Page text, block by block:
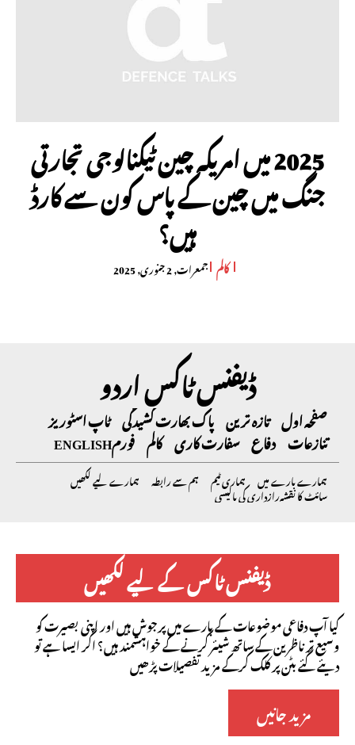
2025 میں امریکہ چین ٹیکنالوجی تجارتی
جنگ میں چین کے پاس کون سے کارڈ
ہیں؟
کالم جمعرات, 2 جنوری, 2025
ڈیفنس ٹاکس اردو
صفحہ اول تازہ ترین پاک بھارت کشیدگی ٹاپ اسٹوریز
تنازعات دفاع سفارت کاری کالم فورمENGLISH
ہمارے بارے میں ہماری ٹیم ہم سے رابطہ ہمارے لیے لکھیں
سائٹ کا نقشہرازداری کی پالیسی
ڈیفنس ٹاکس کے لیے لکھیں
کیا آپ دفاعی موضوعات کے بارے میں پرجوش ہیں اور اپنی بصیرت کو
وسیع تر ناظرین کے ساتھ شیئر کرنے کے خواہشمند ہیں؟ اگر ایسا ہے تو
دیئے گئے بٹن پر کلک کرکے مزید تفصیلات پڑھیں
مزید جانیں